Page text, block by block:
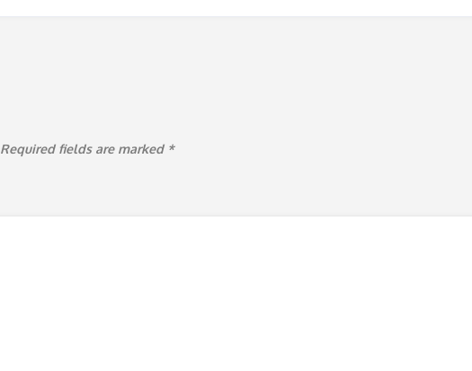
Required fields are marked *